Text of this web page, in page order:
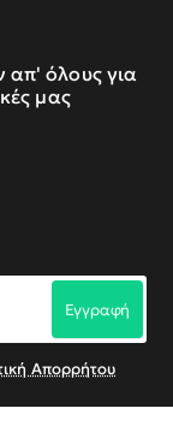
απ' όλους για
μας
Εγγραφή
Απορρήτου